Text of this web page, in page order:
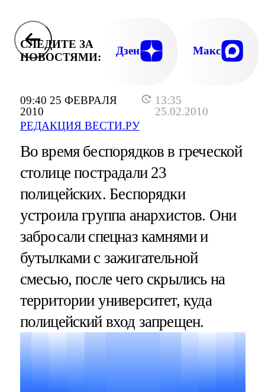
09:40 25 ФЕВРАЛЯ
2010
13:35
25.02.2010
РЕДАКЦИЯ ВЕСТИ.РУ
СЛЕДИТЕ ЗА
НОВОСТЯМИ:
Дзен Макс
Во время беспорядков в греческой
столице пострадали 23
полицейских. Беспорядки
устроила группа анархистов. Они
забросали спецназ камнями и
бутылками с зажигательной
смесью, после чего скрылись на
территории университет, куда
полицейский вход запрещен.